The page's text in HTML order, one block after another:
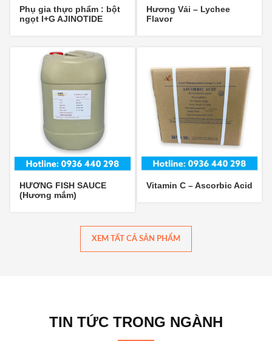
Phụ gia thực phẩm : bột
ngọt I+G AJINOTIDE
Hương Vải – Lychee
Flavor
HƯƠNG FISH SAUCE
(Hương mắm)
Vitamin C – Ascorbic Acid
XEM TẤT CẢ SẢN PHẨM
TIN TỨC TRONG NGÀNH